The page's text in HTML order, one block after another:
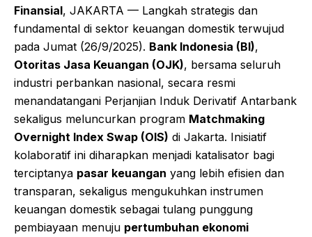
Finansial, JAKARTA — Langkah strategis dan
fundamental di sektor keuangan domestik terwujud
pada Jumat (26/9/2025). Bank Indonesia (BI),
Otoritas Jasa Keuangan (OJK), bersama seluruh
industri perbankan nasional, secara resmi
menandatangani Perjanjian Induk Derivatif Antarbank
sekaligus meluncurkan program Matchmaking
Overnight Index Swap (OIS) di Jakarta. Inisiatif
kolaboratif ini diharapkan menjadi katalisator bagi
terciptanya pasar keuangan yang lebih efisien dan
transparan, sekaligus mengukuhkan instrumen
keuangan domestik sebagai tulang punggung
pembiayaan menuju pertumbuhan ekonomi